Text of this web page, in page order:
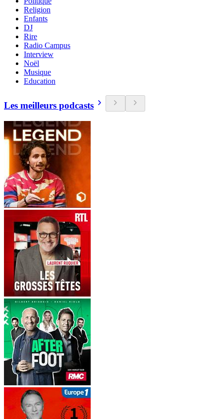
Religion
Enfants
DJ
Rire
Radio Campus
Interview
Noël
Musique
Education
Les meilleurs podcasts